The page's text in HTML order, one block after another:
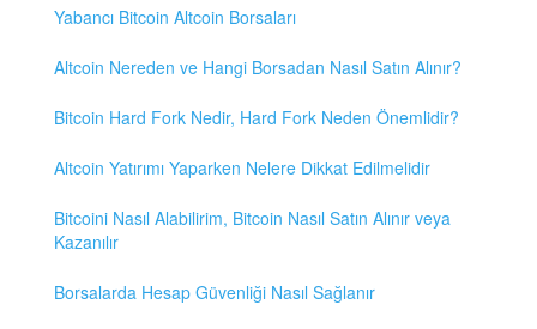
Yabancı Bitcoin Altcoin Borsaları
Altcoin Nereden ve Hangi Borsadan Nasıl Satın Alınır?
Bitcoin Hard Fork Nedir, Hard Fork Neden Önemlidir?
Altcoin Yatırımı Yaparken Nelere Dikkat Edilmelidir
Bitcoini Nasıl Alabilirim, Bitcoin Nasıl Satın Alınır veya
Kazanılır
Borsalarda Hesap Güvenliği Nasıl Sağlanır